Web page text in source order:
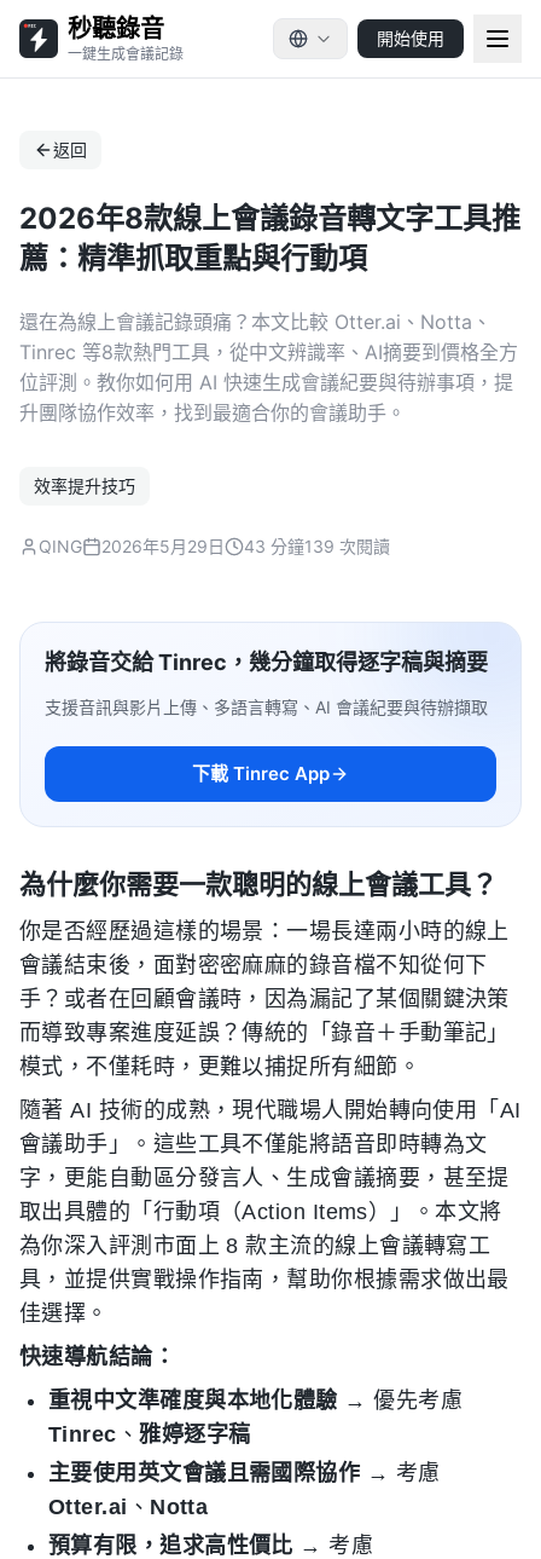
秒聽錄音
一鍵生成會議記錄
開始使用
返回
2026年8款線上會議錄音轉文字工具推
薦：精準抓取重點與行動項
還在為線上會議記錄頭痛？本文比較 Otter.ai、Notta、
Tinrec 等8款熱門工具，從中文辨識率、AI摘要到價格全方
位評測。教你如何用 AI 快速生成會議紀要與待辦事項，提
升團隊協作效率，找到最適合你的會議助手。
效率提升技巧
QING 2026年5月29日 43 分鐘139 次閱讀
將錄音交給 Tinrec，幾分鐘取得逐字稿與摘要
支援音訊與影片上傳、多語言轉寫、AI 會議紀要與待辦擷取
下載 Tinrec App
為什麼你需要一款聰明的線上會議工具？
你是否經歷過這樣的場景：一場長達兩小時的線上
會議結束後，面對密密麻麻的錄音檔不知從何下
手？或者在回顧會議時，因為漏記了某個關鍵決策
而導致專案進度延誤？傳統的「錄音＋手動筆記」
模式，不僅耗時，更難以捕捉所有細節。
隨著 AI 技術的成熟，現代職場人開始轉向使用「AI
會議助手」。這些工具不僅能將語音即時轉為文
字，更能自動區分發言人、生成會議摘要，甚至提
取出具體的「行動項（Action Items）」。本文將
為你深入評測市面上 8 款主流的線上會議轉寫工
具，並提供實戰操作指南，幫助你根據需求做出最
佳選擇。
快速導航結論：
重視中文準確度與本地化體驗 → 優先考慮
Tinrec 、雅婷逐字稿
主要使用英文會議且需國際協作 → 考慮
Otter.ai 、 Notta
預算有限，追求高性價比 → 考慮